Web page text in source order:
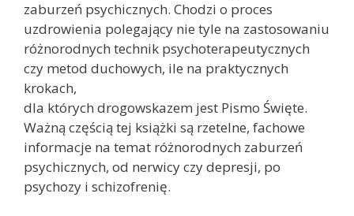
zaburzeń psychicznych. Chodzi o proces
uzdrowienia polegający nie tyle na zastosowaniu
różnorodnych technik psychoterapeutycznych
czy metod duchowych, ile na praktycznych
krokach,
dla których drogowskazem jest Pismo Święte.
Ważną częścią tej książki są rzetelne, fachowe
informacje na temat różnorodnych zaburzeń
psychicznych, od nerwicy czy depresji, po
psychozy i schizofrenię.